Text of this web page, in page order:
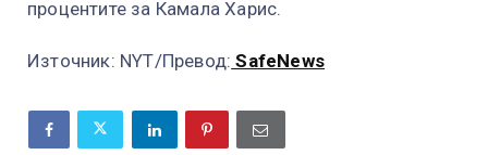
процентите за Камала Харис.
Източник: NYT/Превод: SafeNews